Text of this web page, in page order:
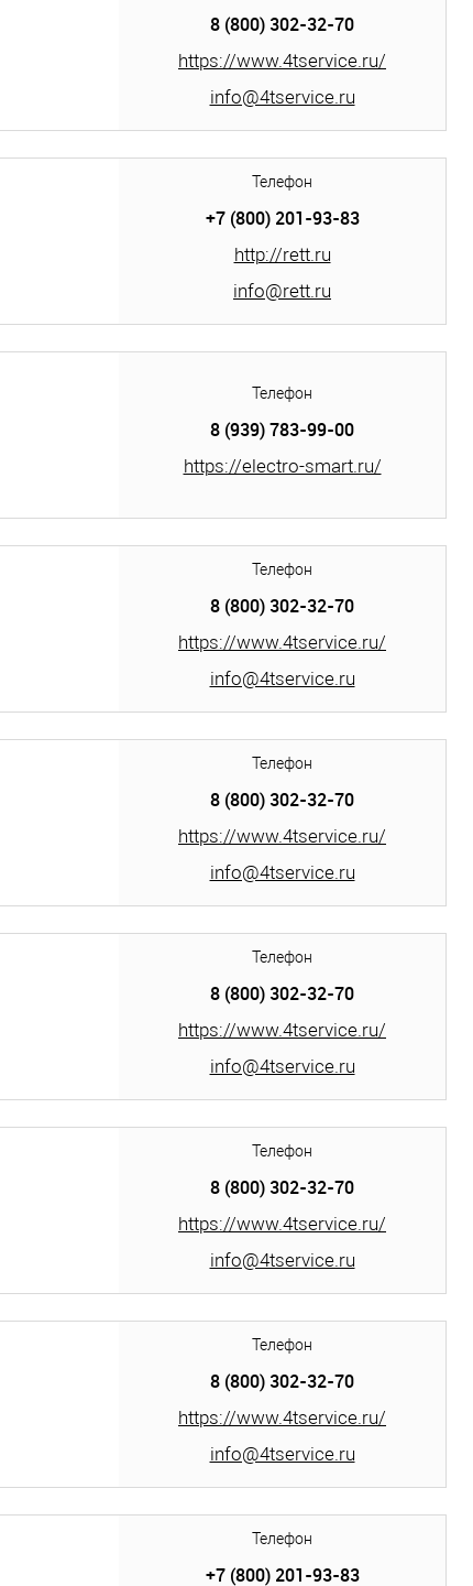
8 (800) 302-32-70
https://www.4tservice.ru/
info@4tservice.ru
Телефон
+7 (800) 201-93-83
http://rett.ru
info@rett.ru
Телефон
8 (939) 783-99-00
https://electro-smart.ru/
Телефон
8 (800) 302-32-70
https://www.4tservice.ru/
info@4tservice.ru
Телефон
8 (800) 302-32-70
https://www.4tservice.ru/
info@4tservice.ru
Телефон
8 (800) 302-32-70
https://www.4tservice.ru/
info@4tservice.ru
Телефон
8 (800) 302-32-70
https://www.4tservice.ru/
info@4tservice.ru
Телефон
8 (800) 302-32-70
https://www.4tservice.ru/
info@4tservice.ru
Телефон
+7 (800) 201-93-83